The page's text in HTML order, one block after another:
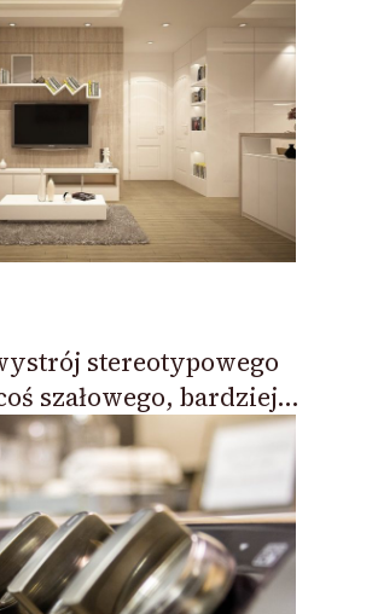
stereotypowego
szałowego, bardziej…